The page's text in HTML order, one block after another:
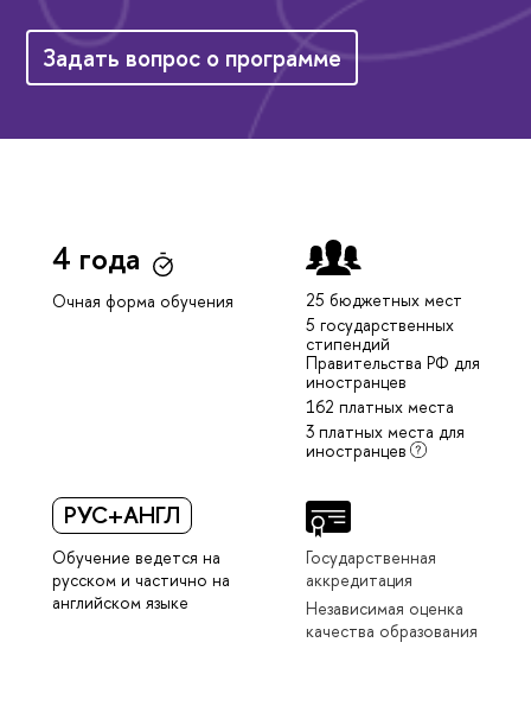
Задать вопрос о программе
4 года
Очная форма обучения
25 бюджетных мест
5 государственных
стипендий
Правительства РФ для
иностранцев
162 платных места
3 платных места для
иностранцев
РУС+АНГЛ
Обучение ведется на
русском и частично на
английском языке
Государственная
аккредитация
Независимая оценка
качества образования